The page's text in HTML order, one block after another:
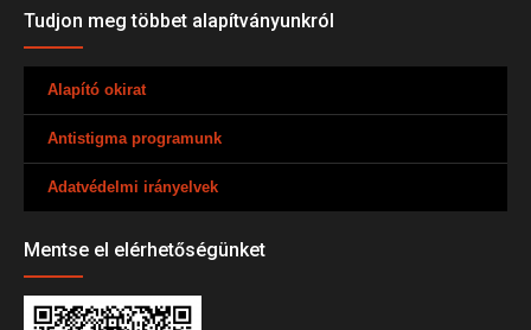
Tudjon meg többet alapítványunkról
Alapító okirat
Antistigma programunk
Adatvédelmi irányelvek
Mentse el elérhetőségünket